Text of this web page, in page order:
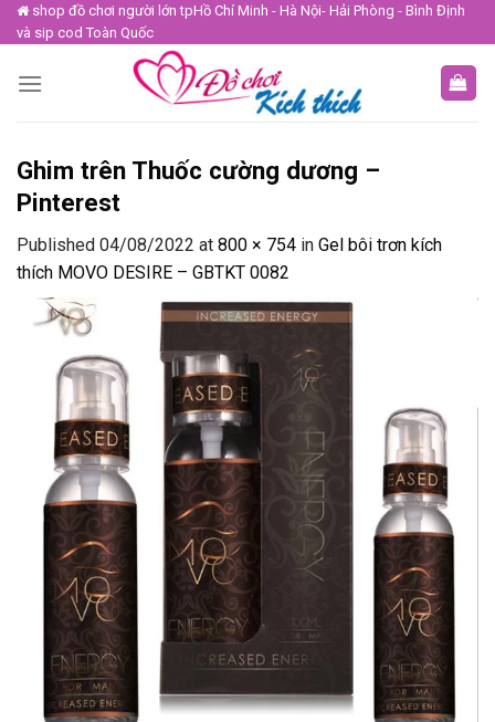
Skip
to
shop đồ chơi người lớn tpHồ Chí Minh - Hà Nội- Hải Phòng - Bình Định
và sip cod Toàn Quốc
Ghim trên Thuốc cường dương –
Pinterest
Published 04/08/2022 at 800 × 754 in Gel bôi trơn kích
thích MOVO DESIRE – GBTKT 0082